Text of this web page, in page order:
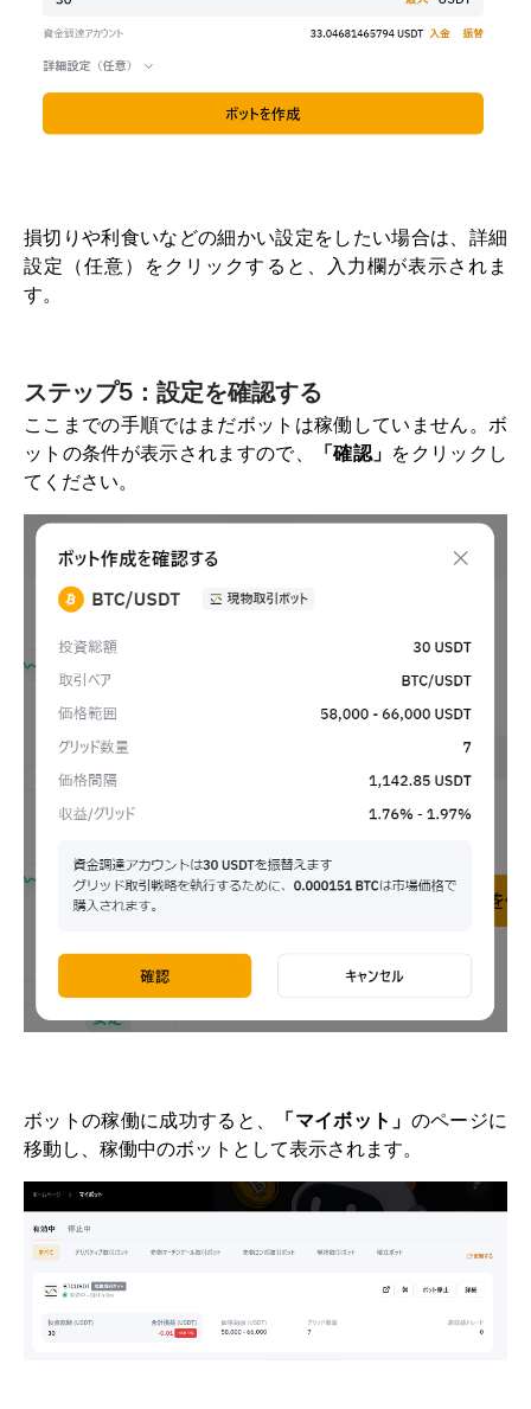
損切りや利食いなどの細かい設定をしたい場合は、詳細
設定（任意）をクリックすると、入力欄が表示されま
す。
ステップ5：設定を確認する
ここまでの手順ではまだボットは稼働していません。ボ
ットの条件が表示されますので、
「確認」 をクリックし
てください。
ボットの稼働に成功すると、 「マイボット」 のページに
移動し、稼働中のボットとして表示されます。